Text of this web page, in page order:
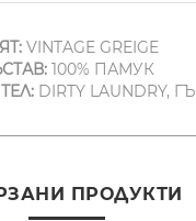
VINTAGE GREIGE
100% ПАМУК
DIRTY LAUNDRY,
ПРОДУКТИ